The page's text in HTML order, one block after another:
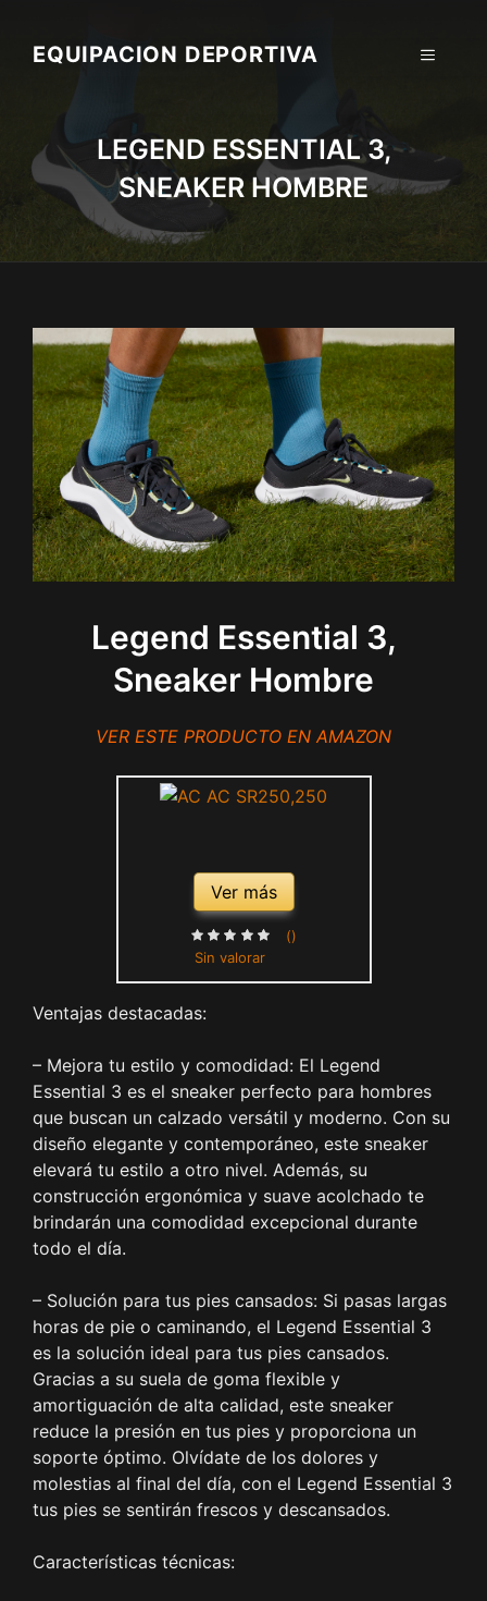
contentEQUIPACION DEPORTIVA MENU
LEGEND ESSENTIAL 3,
SNEAKER HOMBRE
Legend Essential 3,
Sneaker Hombre
VER ESTE PRODUCTO EN AMAZON
Ver más
Sin valorar
()
Ventajas destacadas:
– Mejora tu estilo y comodidad: El Legend
Essential 3 es el sneaker perfecto para hombres
que buscan un calzado versátil y moderno. Con su
diseño elegante y contemporáneo, este sneaker
elevará tu estilo a otro nivel. Además, su
construcción ergonómica y suave acolchado te
brindarán una comodidad excepcional durante
todo el día.
– Solución para tus pies cansados: Si pasas largas
horas de pie o caminando, el Legend Essential 3
es la solución ideal para tus pies cansados.
Gracias a su suela de goma flexible y
amortiguación de alta calidad, este sneaker
reduce la presión en tus pies y proporciona un
soporte óptimo. Olvídate de los dolores y
molestias al final del día, con el Legend Essential 3
tus pies se sentirán frescos y descansados.
Características técnicas: